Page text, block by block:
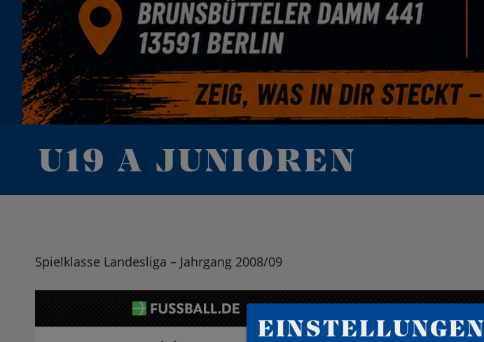
U19 A JUNIOREN
Spielklasse Landesliga – Jahrgang 2008/09
EINSTELLUNGEN